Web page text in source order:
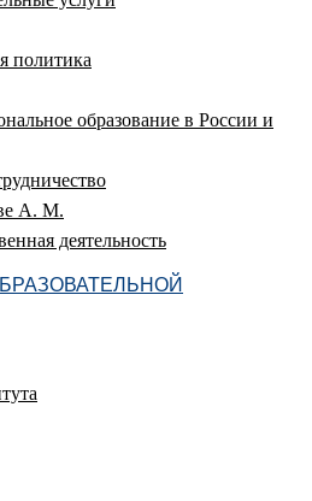
политика
образование в России и
А. М.
деятельность